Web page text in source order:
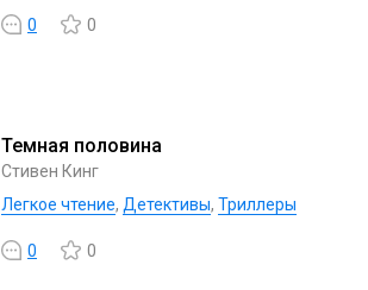
0 0
Темная половина
Стивен Кинг
Легкое чтение, Детективы, Триллеры
0 0